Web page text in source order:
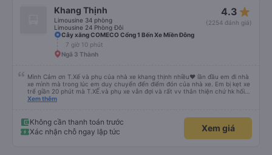
Khang Thịnh
Limousine 34 phòng
Limousine 24 Phòng Đôi
4.3 star_rate
(2254 đánh giá)
Cây xăng COMECO Cổng 1 Bến Xe Miền Đông
7 giờ 10 phút
Ngã 3 Thành
Mình Cảm ơn T.Xế và phụ của nhà xe khang thịnh nhiều❤️ lần đầu em đi nhà
xe mình mà trong lúc em duy chuyển đến điểm đón của nhà xe. Em bị kẹt xe
trể giần 20 phút mà T.XẾ.và phụ xe vẫn đợi và rất vv thân thiện chứ hk hối
mình như những nhà xe khác. Xe mình đi là loại xe 24p đôi . xe có rèm kéo
.và 1 trạm. Dùng cho mn ăn ún. Dù 2 trạm dùng ở cây xăng để xe nộp nhiên
liệu và cho mn đi wc nhưng nhà wc của cây xăng nhà xe này dùng rất chi là
sạch sẽ. Hk có mùi khó chiệu như những trạm khác. Mà hình như nhà xe này
Xem thêm
Không cần thanh toán trước
Xác nhận chỗ ngay lập tức
Xem giá